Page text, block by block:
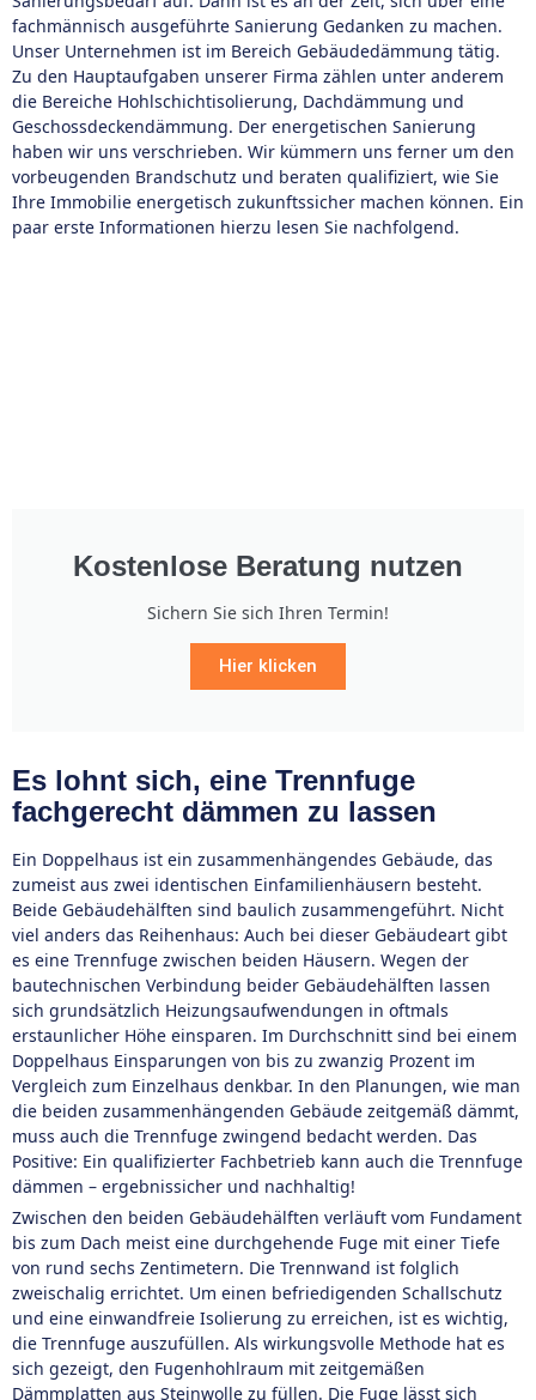
fachmännisch ausgeführte Sanierung Gedanken zu machen.
Unser Unternehmen ist im Bereich Gebäudedämmung tätig.
Zu den Hauptaufgaben unserer Firma zählen unter anderem
die Bereiche Hohlschichtisolierung, Dachdämmung und
Geschossdeckendämmung. Der energetischen Sanierung
haben wir uns verschrieben. Wir kümmern uns ferner um den
vorbeugenden Brandschutz und beraten qualifiziert, wie Sie
Ihre Immobilie energetisch zukunftssicher machen können. Ein
paar erste Informationen hierzu lesen Sie nachfolgend.
Kostenlose Beratung nutzen
Sichern Sie sich Ihren Termin!
Hier klicken
Es lohnt sich, eine Trennfuge
fachgerecht dämmen zu lassen
Ein Doppelhaus ist ein zusammenhängendes Gebäude, das
zumeist aus zwei identischen Einfamilienhäusern besteht.
Beide Gebäudehälften sind baulich zusammengeführt. Nicht
viel anders das Reihenhaus: Auch bei dieser Gebäudeart gibt
es eine Trennfuge zwischen beiden Häusern. Wegen der
bautechnischen Verbindung beider Gebäudehälften lassen
sich grundsätzlich Heizungsaufwendungen in oftmals
erstaunlicher Höhe einsparen. Im Durchschnitt sind bei einem
Doppelhaus Einsparungen von bis zu zwanzig Prozent im
Vergleich zum Einzelhaus denkbar. In den Planungen, wie man
die beiden zusammenhängenden Gebäude zeitgemäß dämmt,
muss auch die Trennfuge zwingend bedacht werden. Das
Positive: Ein qualifizierter Fachbetrieb kann auch die Trennfuge
dämmen – ergebnissicher und nachhaltig!
Zwischen den beiden Gebäudehälften verläuft vom Fundament
bis zum Dach meist eine durchgehende Fuge mit einer Tiefe
von rund sechs Zentimetern. Die Trennwand ist folglich
zweischalig errichtet. Um einen befriedigenden Schallschutz
und eine einwandfreie Isolierung zu erreichen, ist es wichtig,
die Trennfuge auszufüllen. Als wirkungsvolle Methode hat es
sich gezeigt, den Fugenhohlraum mit zeitgemäßen
Dämmplatten aus Steinwolle zu füllen. Die Fuge lässt sich